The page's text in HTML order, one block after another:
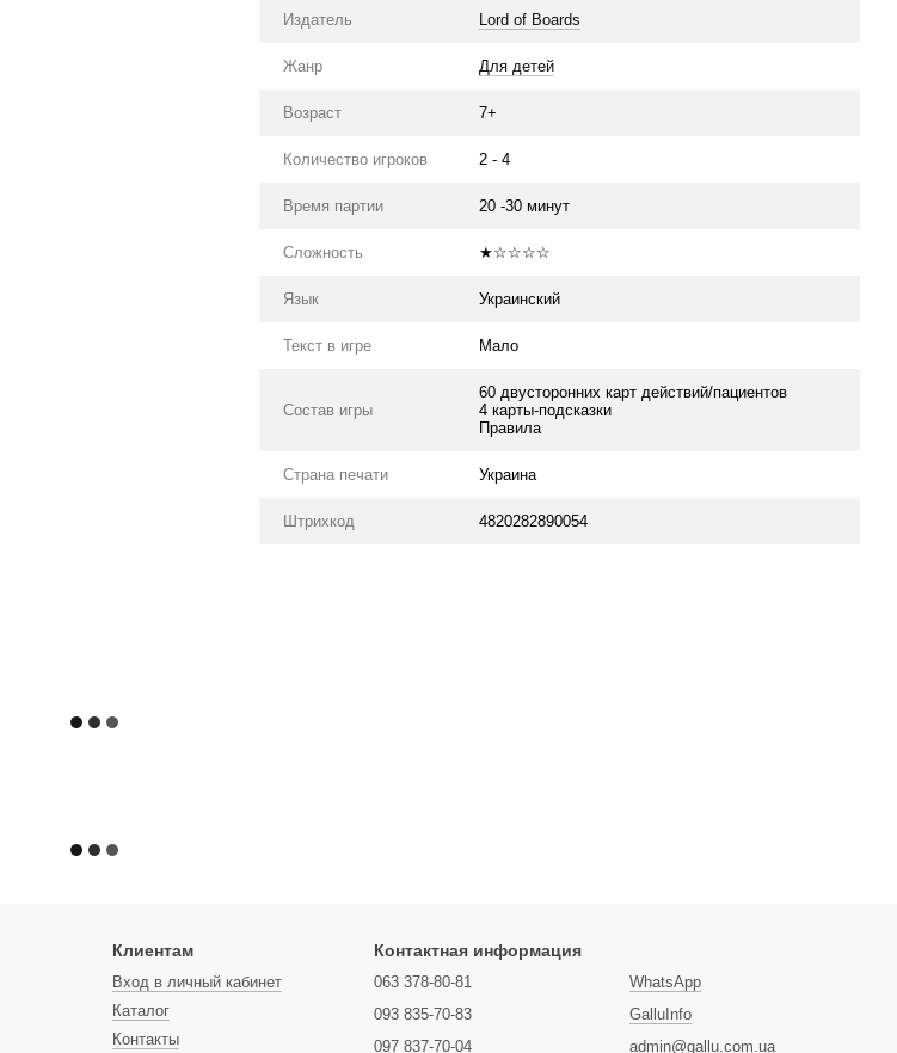
Издатель Lord of Boards
Жанр Для детей
Возраст 7+
Количество игроков 2 - 4
Время партии 20 -30 минут
Сложность ★☆☆☆☆
Язык Украинский
Текст в игре Мало
Состав игры
60 двусторонних карт действий/пациентов
4 карты-подсказки
Правила
Страна печати Украина
Штрихкод 4820282890054
Клиентам
Вход в личный кабинет
Каталог
Контакты
Контактная информация
063 378-80-81
093 835-70-83
097 837-70-04
WhatsApp
GalluInfo
admin@gallu.com.ua